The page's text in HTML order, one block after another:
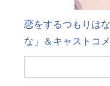
恋をするつもりは
な」＆キャストコ